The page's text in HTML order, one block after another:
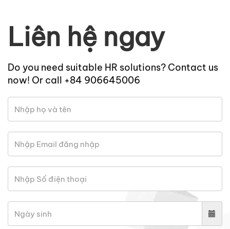
Liên hệ ngay
Do you need suitable HR solutions? Contact us
now! Or call +84 906645006